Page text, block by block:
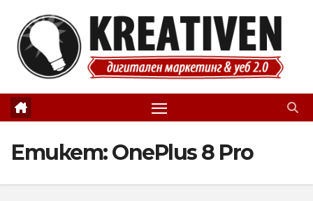
content
Етикет:OnePlus 8 Pro